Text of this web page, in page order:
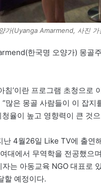
가(Uyanga Amarmend, 사진
한국명 오양가) 몽골
침’이란 프로그램 초청으
많은 몽골 사람들이 이 잡
율이 높고 영향력이 큰 것
난 4월26일 Like TV에 출연
대에서 무역학을 전공했으
자는 아동교육 NGO 대표
할 예정이다.